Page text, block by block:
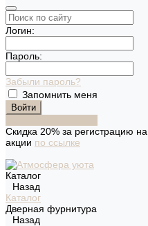
Логин:
Пароль:
Забыли пароль?
Запомнить меня
Скидка 20% за регистрацию
акции по ссылке
Каталог
Назад
Каталог
Дверная фурнитура
Назад